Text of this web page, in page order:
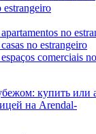
estrangeiro
no
no estrangeiro
comerciais